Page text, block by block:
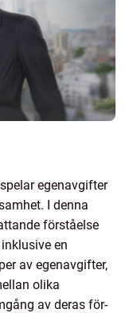
egenavgifter
I denna
förståelse
en
av egenavgifter,
olika
av deras för-